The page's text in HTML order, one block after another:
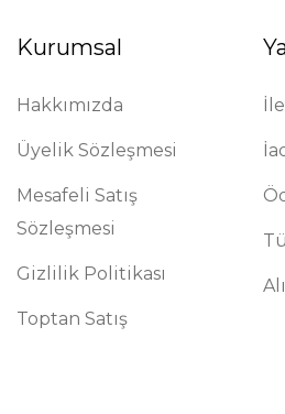
Kurumsal
Hakkımızda
Üyelik Sözleşmesi
Mesafeli Satış
Sözleşmesi
Gizlilik Politikası
Toptan Satış